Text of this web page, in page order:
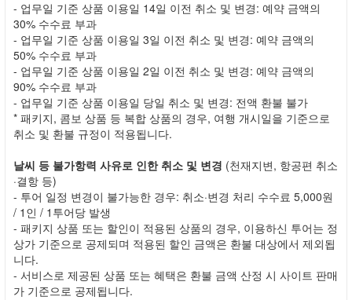
- 업무일 기준 상품 이용일 14일 이전 취소 및 변경: 예약 금액의
30% 수수료 부과
- 업무일 기준 상품 이용일 3일 이전 취소 및 변경: 예약 금액의
50% 수수료 부과
- 업무일 기준 상품 이용일 2일 이전 취소 및 변경: 예약 금액의
90% 수수료 부과
- 업무일 기준 상품 이용일 당일 취소 및 변경: 전액 환불 불가
* 패키지, 콤보 상품 등 복합 상품의 경우, 여행 개시일을 기준으로
취소 및 환불 규정이 적용됩니다.
날씨 등 불가항력 사유로 인한 취소 및 변경 (천재지변, 항공편 취소
·결항 등)
- 투어 일정 변경이 불가능한 경우: 취소·변경 처리 수수료 5,000원
/ 1인 / 1투어당 발생
- 패키지 상품 또는 할인이 적용된 상품의 경우, 이용하신 투어는 정
상가 기준으로 공제되며 적용된 할인 금액은 환불 대상에서 제외됩
니다.
- 서비스로 제공된 상품 또는 혜택은 환불 금액 산정 시 사이트 판매
가 기준으로 공제됩니다.